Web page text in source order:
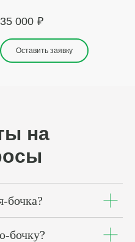
35 000 ₽
Оставить заявку
на
бочка?
бочку?